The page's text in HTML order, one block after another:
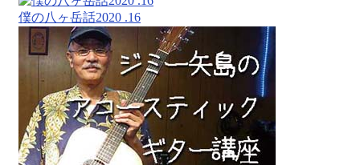
僕の八ヶ岳話2020 .16